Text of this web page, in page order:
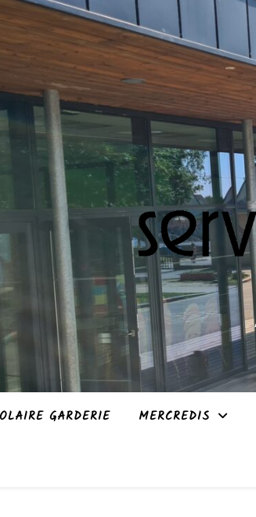
GARDERIE MERCREDIS